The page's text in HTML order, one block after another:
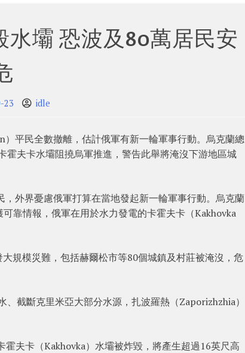
壩 恐波及80萬居民安
23 idle
平民全數撤離，估計俄軍有新一輪軍事行動。烏克蘭總
夫卡水壩阻撓烏軍推進，警告此舉將淹沒下游地區城
外界憂慮俄軍打算在當地發起新一輪軍事行動。烏克蘭
靠情報，俄軍在用於水力發電的卡霍夫卡（Kakhovka
規模災難，包括赫爾松市等80個城鎮及村莊被淹沒，危
截斷克里米亞大部分水源，扎波羅熱（Zaporizhzhia）
夫卡（Kakhovka）水壩被炸毀，將產生超過16英尺高